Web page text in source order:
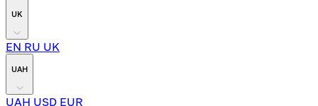
UK
EN RU UK
UAH
UAH USD EUR